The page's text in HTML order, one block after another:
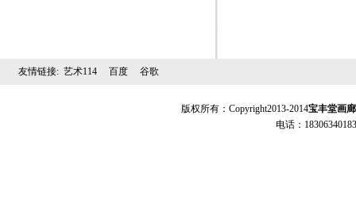
友情链接: 艺术114 百度 谷歌
版权所有：Copyright2013-2014宝丰堂画廊
电话：